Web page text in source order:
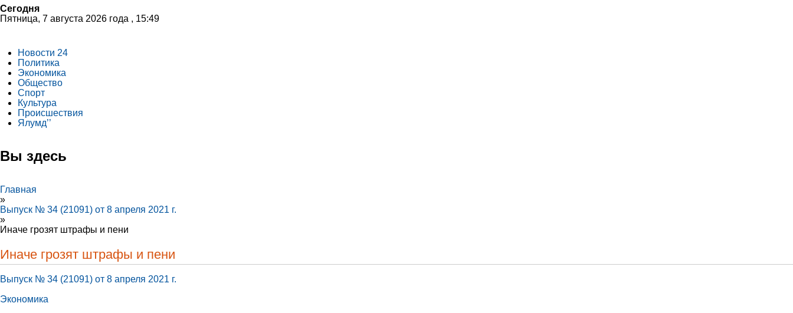
Сегодня
Пятница, 7 августа 2026 года , 15:49
Новости 24
Политика
Экономика
Общество
Спорт
Культура
Происшествия
Ялумд’’
Вы здесь
Главная
»
Выпуск № 34 (21091) от 8 апреля 2021 г.
»
Иначе грозят штрафы и пени
Иначе грозят штрафы и пени
Выпуск № 34 (21091) от 8 апреля 2021 г.
Экономика